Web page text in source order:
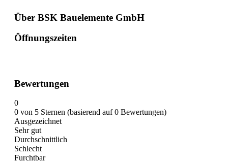
Über BSK Bauelemente GmbH
Öffnungszeiten
Bewertungen
0
0 von 5 Sternen (basierend auf 0 Bewertungen)
Ausgezeichnet
Sehr gut
Durchschnittlich
Schlecht
Furchtbar